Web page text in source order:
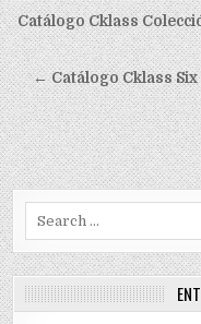
Navegación
de
entradas
Catálogo Cklass
← Catálogo Cklass